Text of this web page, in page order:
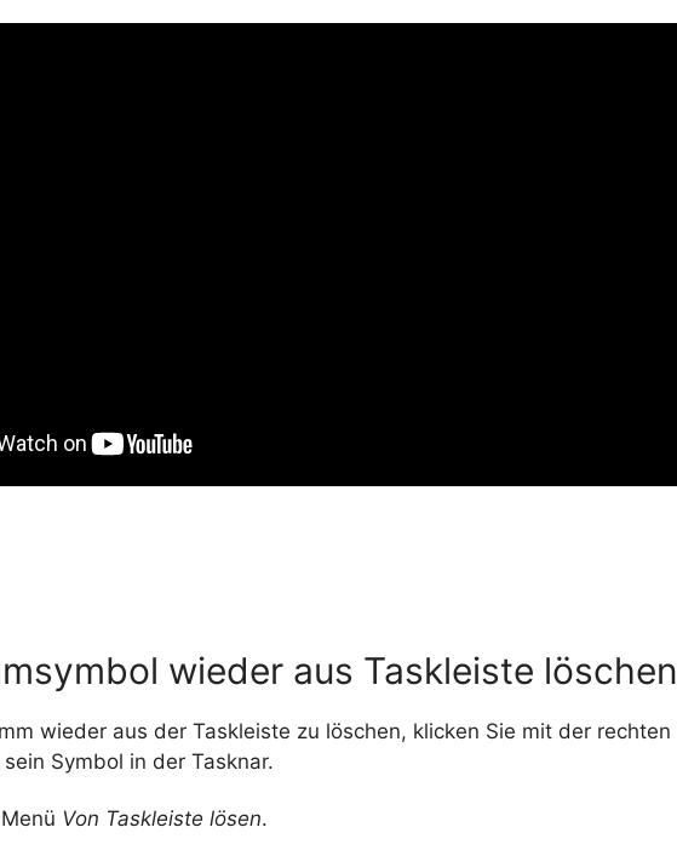
wieder aus Taskleiste löschen
wieder aus der Taskleiste zu löschen, klicken Sie mit der rechten
Symbol in der Tasknar.
Von Taskleiste lösen.